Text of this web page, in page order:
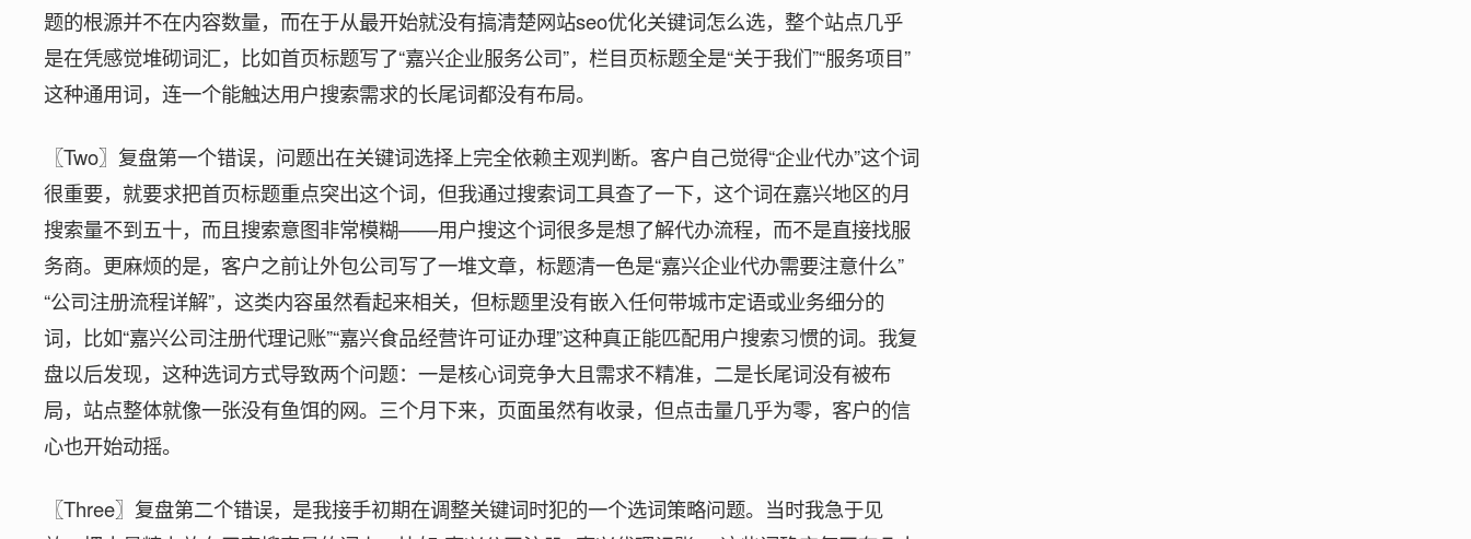
题的根源并不在内容数量，而在于从最开始就没有搞清楚网站seo优化关键词怎么选，整个站点几乎
是在凭感觉堆砌词汇，比如首页标题写了“嘉兴企业服务公司”，栏目页标题全是“关于我们”“服务项目”
这种通用词，连一个能触达用户搜索需求的长尾词都没有布局。
〖Two〗复盘第一个错误，问题出在关键词选择上完全依赖主观判断。客户自己觉得“企业代办”这个词
很重要，就要求把首页标题重点突出这个词，但我通过搜索词工具查了一下，这个词在嘉兴地区的月
搜索量不到五十，而且搜索意图非常模糊——用户搜这个词很多是想了解代办流程，而不是直接找服
务商。更麻烦的是，客户之前让外包公司写了一堆文章，标题清一色是“嘉兴企业代办需要注意什么”
“公司注册流程详解”，这类内容虽然看起来相关，但标题里没有嵌入任何带城市定语或业务细分的
词，比如“嘉兴公司注册代理记账”“嘉兴食品经营许可证办理”这种真正能匹配用户搜索习惯的词。我复
盘以后发现，这种选词方式导致两个问题：一是核心词竞争大且需求不精准，二是长尾词没有被布
局，站点整体就像一张没有鱼饵的网。三个月下来，页面虽然有收录，但点击量几乎为零，客户的信
心也开始动摇。
〖Three〗复盘第二个错误，是我接手初期在调整关键词时犯的一个选词策略问题。当时我急于见